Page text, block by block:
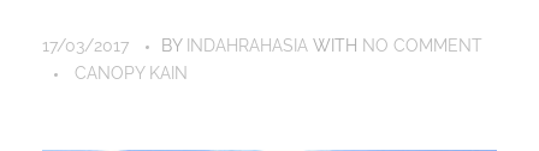
17/03/2017 BY INDAHRAHASIA WITH NO COMMENT
CANOPY KAIN